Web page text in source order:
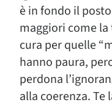
è in fondo il
maggiori come
cura per quelle
hanno paura,
perdona
alla coerenza. Te